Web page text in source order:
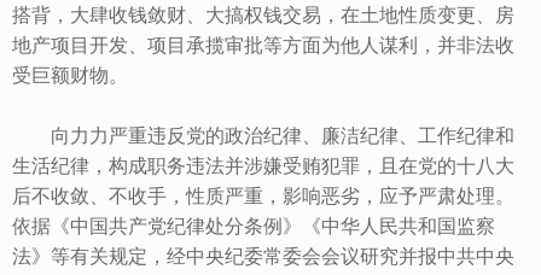
搭背，大肆收钱敛财、大搞权钱交易，在土地性质变更、房
地产项目开发、项目承揽审批等方面为他人谋利，并非法收
受巨额财物。
向力力严重违反党的政治纪律、廉洁纪律、工作纪律和
生活纪律，构成职务违法并涉嫌受贿犯罪，且在党的十八大
后不收敛、不收手，性质严重，影响恶劣，应予严肃处理。
依据《中国共产党纪律处分条例》《中华人民共和国监察
法》等有关规定，经中央纪委常委会会议研究并报中共中央